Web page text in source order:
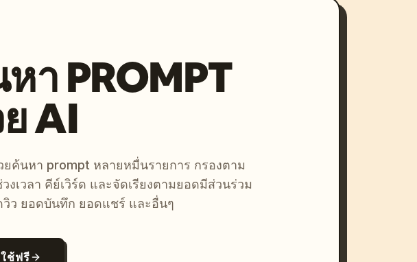
า PROMPT
AI
ยค้นหา prompt หลายหมื่นรายการ กรองตาม
งเวลา คีย์เวิร์ด และจัดเรียงตามยอดมีส่วนร่วม
วิว ยอดบันทึก ยอดแชร์ และอื่นๆ
ช้ฟรี